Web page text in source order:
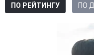
ПО РЕЙТИНГУ ПО